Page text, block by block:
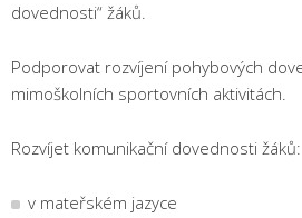
dovednosti“ žáků.
Podporovat rozvíjení pohybových
mimoškolních sportovních aktivitách.
Rozvíjet komunikační dovednosti žáků:
v mateřském jazyce